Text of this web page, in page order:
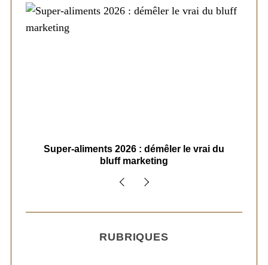
Super-aliments 2026 : démêler le vrai du
bluff marketing
RUBRIQUES